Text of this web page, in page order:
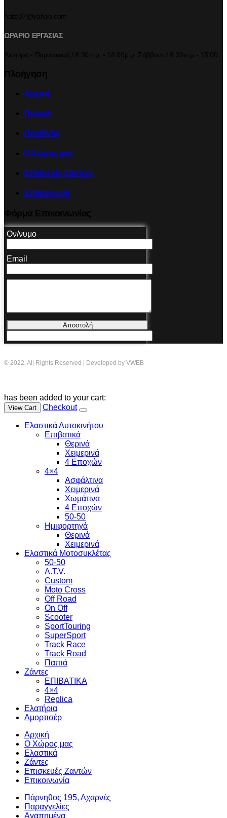
ΩΡΑΡΙΟ ΕΡΓΑΣΙΑΣ
Αρχική
Προφίλ
Προϊόντα
Ο Χώρος μας
Επισκευές Ζαντών
Επικοινωνία
Ον/νυμο
Email
Αποστολή
© 2022. All Rights Reserved | Developed by VWEB
has been added to your cart:
View Cart Checkout
Ελαστικά Αυτοκινήτου
Επιβατικά
Θερινά
Χειμερινά
4 Εποχών
4×4
Ασφάλτινα
Χειμερινά
Χωμάτινα
4 Εποχών
50-50
Ημιφορτηγά
Θερινά
Χειμερινά
Ελαστικά Μοτοσυκλέτας
50-50
A.T.V.
Custom
Moto Cross
Off Road
On Off
Scooter
SportTouring
SuperSport
Track Race
Track Road
Παπιά
Ζάντες
ΕΠΙΒΑΤΙΚΑ
4×4
Replica
Ελατήρια
Αμορτισέρ
Αρχική
Ο Χώρος μας
Ελαστικά
Ζάντες
Επισκευές Ζαντών
Επικοινωνία
Πάρνηθος 195, Αχαρνές
Παραγγελίες
Αγαπημένα